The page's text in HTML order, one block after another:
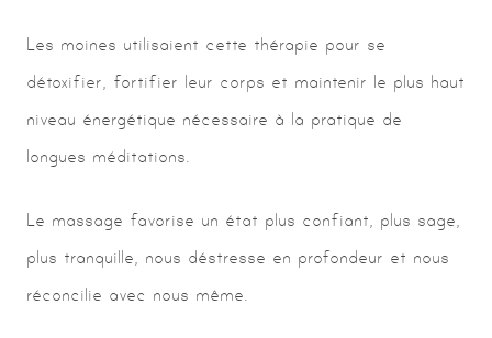
Les moines utilisaient cette thérapie pour se
détoxifier, fortifier leur corps et maintenir le plus haut
niveau énergétique nécessaire à la pratique de
longues méditations.
Le massage favorise un état plus confiant, plus sage,
plus tranquille, nous déstresse en profondeur et nous
réconcilie avec nous même.